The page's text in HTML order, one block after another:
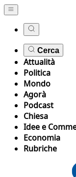
Cerca
Attualità
Politica
Mondo
Agorà
Podcast
Chiesa
Idee e
Economia
Rubriche